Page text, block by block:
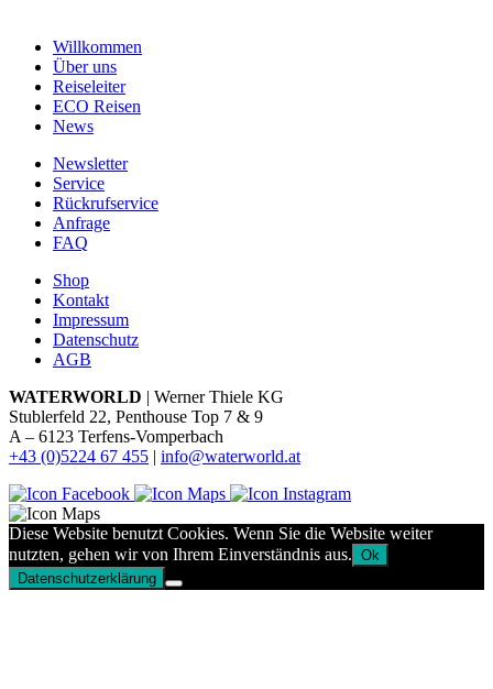
Willkommen
Über uns
Reiseleiter
ECO Reisen
News
Newsletter
Service
Rückrufservice
Anfrage
FAQ
Shop
Kontakt
Impressum
Datenschutz
AGB
WATERWORLD | Werner Thiele KG
Stublerfeld 22, Penthouse Top 7 & 9
A – 6123 Terfens-Vomperbach
+43 (0)5224 67 455 | info@waterworld.at
Diese Website benutzt Cookies. Wenn Sie die Website weiter
nutzten, gehen wir von Ihrem Einverständnis aus. Ok
Datenschutzerklärung